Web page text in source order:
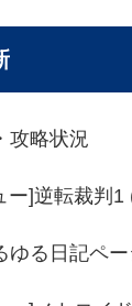
攻略状況
ー]逆転裁判1
ゆる日記ペ